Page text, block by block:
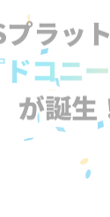
ラッ
コニ
が誕生